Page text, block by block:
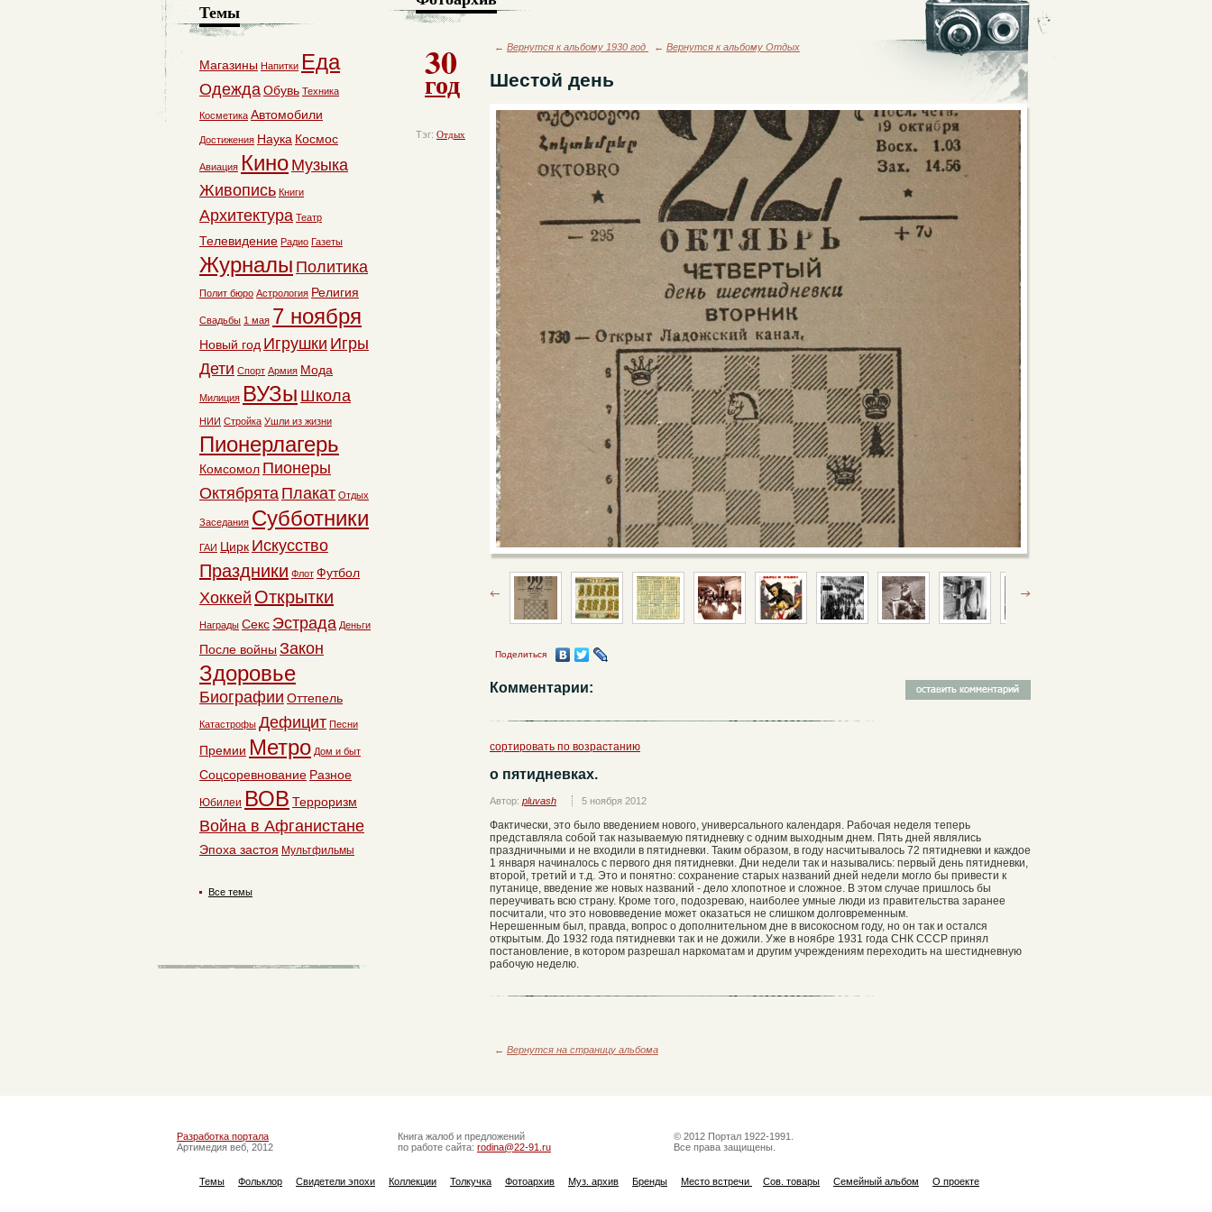
30
год
Тэг: Отдых
← Вернутся к альбому 1930 год ← Вернутся к альбому Отдых
Шестой день
Поделиться
Комментарии:
сортировать по возрастанию
о пятидневках.
Автор: pluvash 5 ноября 2012
Фактически, это было введением нового, универсального календаря. Рабочая неделя теперь
представляла собой так называемую пятидневку с одним выходным днем. Пять дней являлись
праздничными и не входили в пятидневки. Таким образом, в году насчитывалось 72 пятидневки и каждое
1 января начиналось с первого дня пятидневки. Дни недели так и назывались: первый день пятидневки,
второй, третий и т.д. Это и понятно: сохранение старых названий дней недели могло бы привести к
путанице, введение же новых названий - дело хлопотное и сложное. В этом случае пришлось бы
переучивать всю страну. Кроме того, подозреваю, наиболее умные люди из правительства заранее
посчитали, что это нововведение может оказаться не слишком долговременным.
Нерешенным был, правда, вопрос о дополнительном дне в високосном году, но он так и остался
открытым. До 1932 года пятидневки так и не дожили. Уже в ноябре 1931 года СНК СССР принял
постановление, в котором разрешал наркоматам и другим учреждениям переходить на шестидневную
рабочую неделю.
← Вернутся на страницу альбома
Темы
Магазины Напитки Еда
ОдеждаОбувь Техника
Косметика Автомобили
Достижения Наука Космос
Авиация Кино Музыка
Живопись Книги
Архитектура Театр
Телевидение Радио Газеты
Журналы Политика
Полит бюро Астрология Религия
Свадьбы 1 мая 7 ноября
Новый год Игрушки Игры
Дети Спорт Армия Мода
Милиция ВУЗы Школа
НИИ Стройка Ушли из жизни
Пионерлагерь
Комсомол Пионеры
Октябрята Плакат Отдых
Заседания Субботники
ГАИ Цирк Искусство
Праздники Флот Футбол
Хоккей Открытки
Награды Секс Эстрада Деньги
После войны Закон
Здоровье
Биографии Оттепель
Катастрофы Дефицит Песни
Премии Метро Дом и быт
Соцсоревнование Разное
Юбилеи ВОВ Терроризм
Война в Афганистане
Эпоха застоя Мультфильмы
Все темы
Разработка портала
Артимедия веб, 2012
Книга жалоб и предложений
по работе сайта: rodina@22-91.ru
© 2012 Портал 1922-1991.
Все права защищены.
Темы Фольклор Свидетели эпохи Коллекции Толкучка Фотоархив Муз. архив Бренды Место встречи Сов. товары Семейный альбом О проекте